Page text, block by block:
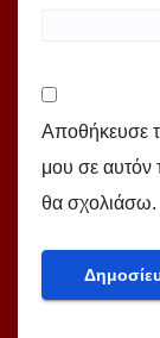
Αποθήκευσε
μου σε αυτόν
θα σχολιάσω.